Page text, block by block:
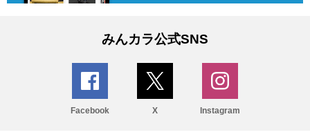
みんカラ公式SNS
Facebook X Instagram